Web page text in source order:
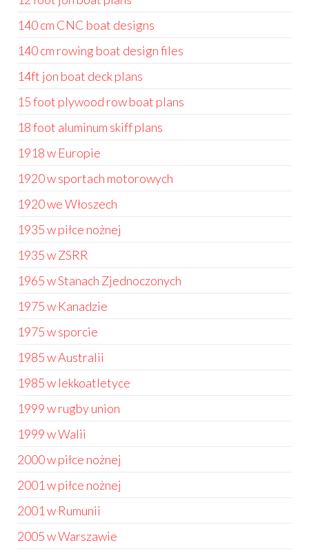
140 cm CNC boat designs
140 cm rowing boat design files
14ft jon boat deck plans
15 foot plywood row boat plans
18 foot aluminum skiff plans
1918 w Europie
1920 w sportach motorowych
1920 we Włoszech
1935 w piłce nożnej
1935 w ZSRR
1965 w Stanach Zjednoczonych
1975 w Kanadzie
1975 w sporcie
1985 w Australii
1985 w lekkoatletyce
1999 w rugby union
1999 w Walii
2000 w piłce nożnej
2001 w piłce nożnej
2001 w Rumunii
2005 w Warszawie